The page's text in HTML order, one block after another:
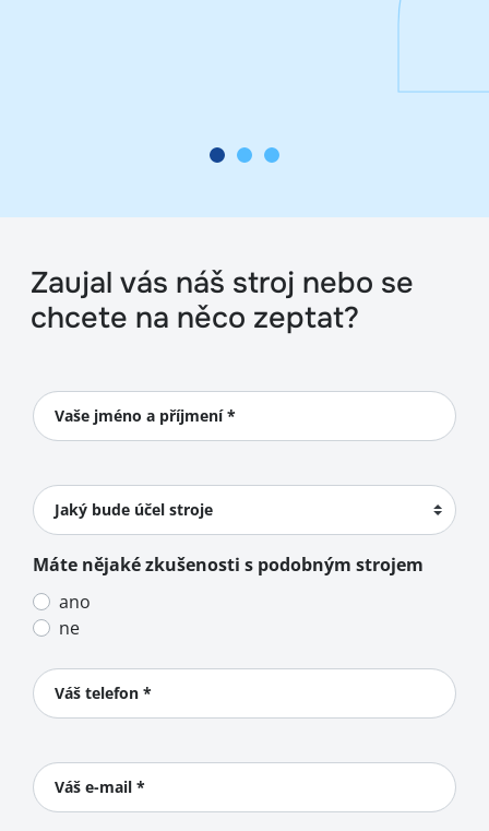
Zaujal vás náš stroj nebo se
chcete na něco zeptat?
Vaše jméno a příjmení *
Jaký bude účel stroje
Máte nějaké zkušenosti s podobným strojem
ano
ne
Váš telefon *
Váš e-mail *